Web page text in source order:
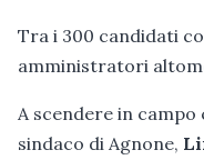
Tra i 300 candidati
amministratori
A scendere in
sindaco di Agnone,